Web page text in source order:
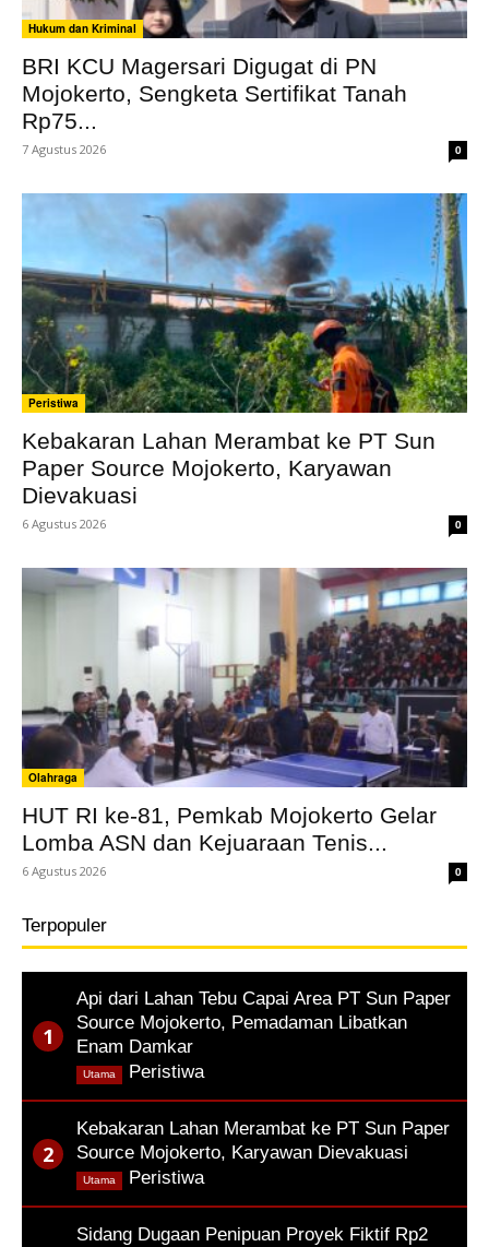
Hukum dan Kriminal
BRI KCU Magersari Digugat di PN
Mojokerto, Sengketa Sertifikat Tanah
Rp75...
7 Agustus 2026 0
Peristiwa
Kebakaran Lahan Merambat ke PT Sun
Paper Source Mojokerto, Karyawan
Dievakuasi
6 Agustus 2026 0
Olahraga
HUT RI ke-81, Pemkab Mojokerto Gelar
Lomba ASN dan Kejuaraan Tenis...
6 Agustus 2026 0
Terpopuler
Api dari Lahan Tebu Capai Area PT Sun Paper
Source Mojokerto, Pemadaman Libatkan
Enam Damkar
Peristiwa,
Utama
Kebakaran Lahan Merambat ke PT Sun Paper
Source Mojokerto, Karyawan Dievakuasi
Peristiwa,
Utama
Sidang Dugaan Penipuan Proyek Fiktif Rp2